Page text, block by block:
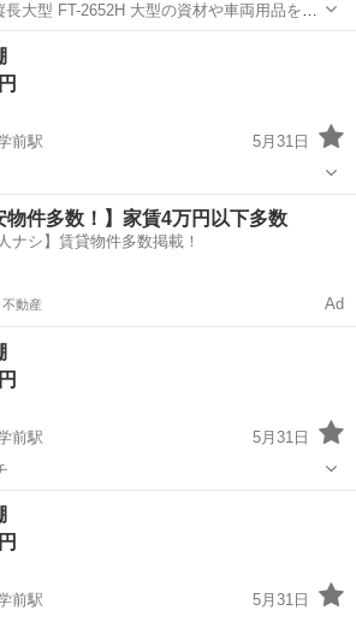
大型の資材や車両用品を収
縦長大型モデルです。 主な仕様 外形
× 高さ2.39m 床面積...
前駅
5月31日
大学前駅 収納家具
物件多数！】家賃4万円以下多数
ナシ】賃貸物件多数掲載！
不動産 Ad
前駅
5月31日
大学前駅
前駅
5月31日